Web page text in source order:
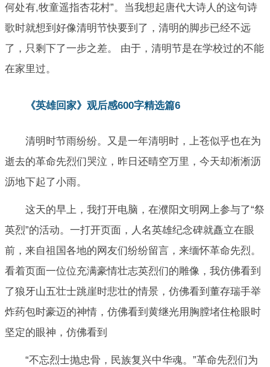
何处有,牧童遥指杏花村”。当我想起唐代大诗人的这句诗
歌时就想到好像清明节快要到了，清明的脚步已经不远
了，只剩下了一步之差。 由于，清明节是在学校过的不能
在家里过。
《英雄回家》观后感600字精选篇6
清明时节雨纷纷。又是一年清明时，上苍似乎也在为
逝去的革命先烈们哭泣，昨日还晴空万里，今天却淅淅沥
沥地下起了小雨。
这天的早上，我打开电脑，在濮阳文明网上参与了“祭
英烈”的活动。一打开页面，人名英雄纪念碑就矗立在眼
前，来自祖国各地的网友们纷纷留言，来缅怀革命先烈。
看着页面一位位充满豪情壮志英烈们的雕像，我仿佛看到
了狼牙山五壮士跳崖时悲壮的情景，仿佛看到董存瑞手举
炸药包时豪迈的神情，仿佛看到黄继光用胸膛堵住枪眼时
坚定的眼神，仿佛看到
“不忘烈士抛忠骨，民族复兴中华魂。”革命先烈们为